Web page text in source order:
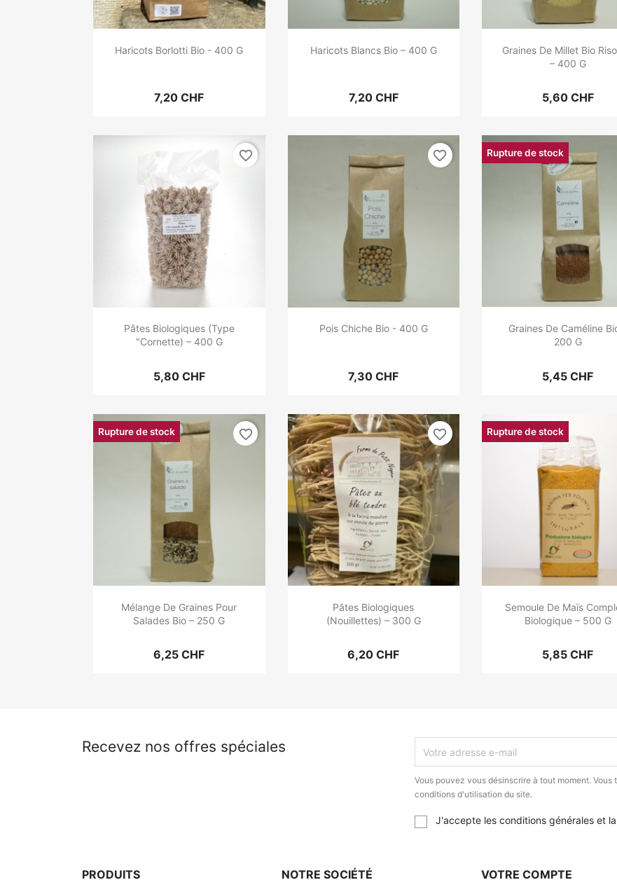
Haricots Borlotti Bio - 400 G
7,20 CHF
Haricots Blancs Bio – 400 G
7,20 CHF
Graines De Millet Bio
– 400 G
5,60 CHF
Pâtes Biologiques (type
"Cornette) – 400 G
5,80 CHF
favorite_border
Pois Chiche Bio - 400 G
7,30 CHF
favorite_border
Graines De Caméline
200 G
5,45 CHF
Rupture de stock
Mélange De Graines Pour
Salades Bio – 250 G
6,25 CHF
Rupture de stock favorite_border
Pâtes Biologiques
(Nouillettes) – 300 G
6,20 CHF
favorite_border
Semoule De Maïs
Biologique – 500 G
5,85 CHF
Rupture de stock
Recevez nos offres spéciales
Vous pouvez vous désinscrire à tout moment.
conditions d'utilisation du site.
J'accepte les conditions générales et
PRODUITS NOTRE SOCIÉTÉ VOTRE COMPTE